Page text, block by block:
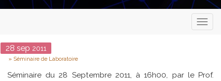
Date
28 sep 2011
Type
Séminaire de Laboratoire
Séminaire du 28 Septembre 2011, à 16h00, par le Prof.